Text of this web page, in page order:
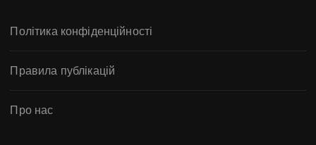
Політика конфіденційності
Правила публікацій
Про нас